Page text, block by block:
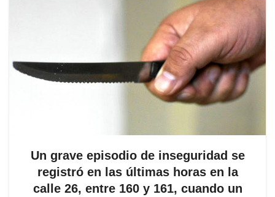
Un grave episodio de inseguridad se
registró en las últimas horas en la
calle 26, entre 160 y 161, cuando un